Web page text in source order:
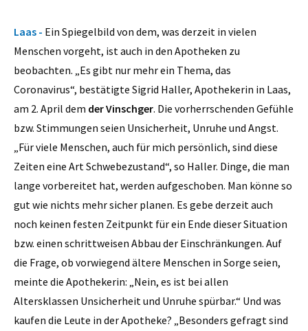
Laas - Ein Spiegelbild von dem, was derzeit in vielen
Menschen vorgeht, ist auch in den Apotheken zu
beobachten. „Es gibt nur mehr ein Thema, das
Coronavirus“, bestätigte Sigrid Haller, Apothekerin in Laas,
am 2. April dem der Vinschger. Die vorherrschenden Gefühle
bzw. Stimmungen seien Unsicherheit, Unruhe und Angst.
„Für viele Menschen, auch für mich persönlich, sind diese
Zeiten eine Art Schwebezustand“, so Haller. Dinge, die man
lange vorbereitet hat, werden aufgeschoben. Man könne so
gut wie nichts mehr sicher planen. Es gebe derzeit auch
noch keinen festen Zeitpunkt für ein Ende dieser Situation
bzw. einen schrittweisen Abbau der Einschränkungen. Auf
die Frage, ob vorwiegend ältere Menschen in Sorge seien,
meinte die Apothekerin: „Nein, es ist bei allen
Altersklassen Unsicherheit und Unruhe spürbar.“ Und was
kaufen die Leute in der Apotheke? „Besonders gefragt sind